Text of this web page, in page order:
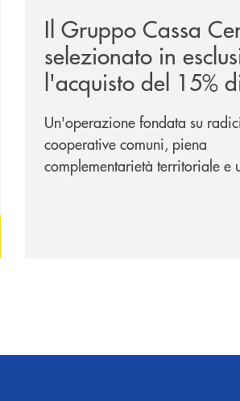
Il Gruppo Cassa
selezionato in
l'acquisto del 15%
Cambiano 1884
Un'operazione fondata su
cooperative comuni, piena
complementarietà territoriale e